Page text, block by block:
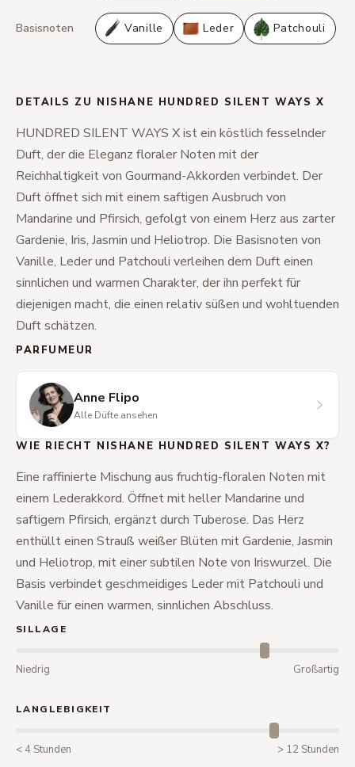
Basisnoten Vanille Leder Patchouli
DETAILS ZU NISHANE HUNDRED SILENT WAYS X
HUNDRED SILENT WAYS X ist ein köstlich fesselnder
Duft, der die Eleganz floraler Noten mit der
Reichhaltigkeit von Gourmand-Akkorden verbindet. Der
Duft öffnet sich mit einem saftigen Ausbruch von
Mandarine und Pfirsich, gefolgt von einem Herz aus zarter
Gardenie, Iris, Jasmin und Heliotrop. Die Basisnoten von
Vanille, Leder und Patchouli verleihen dem Duft einen
sinnlichen und warmen Charakter, der ihn perfekt für
diejenigen macht, die einen relativ süßen und wohltuenden
Duft schätzen.
PARFUMEUR
Anne Flipo
Alle Düfte ansehen
WIE RIECHT NISHANE HUNDRED SILENT WAYS X?
Eine raffinierte Mischung aus fruchtig-floralen Noten mit
einem Lederakkord. Öffnet mit heller Mandarine und
saftigem Pfirsich, ergänzt durch Tuberose. Das Herz
enthüllt einen Strauß weißer Blüten mit Gardenie, Jasmin
und Heliotrop, mit einer subtilen Note von Iriswurzel. Die
Basis verbindet geschmeidiges Leder mit Patchouli und
Vanille für einen warmen, sinnlichen Abschluss.
SILLAGE
Niedrig Großartig
LANGLEBIGKEIT
< 4 Stunden > 12 Stunden